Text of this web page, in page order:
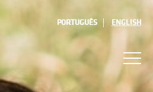
PORTUGUÊS ENGLISH